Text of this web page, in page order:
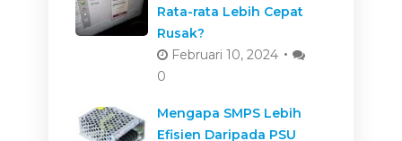
Rata-rata Lebih Cepat
Rusak?
Februari 10, 2024
0
Mengapa SMPS Lebih
Efisien Daripada PSU